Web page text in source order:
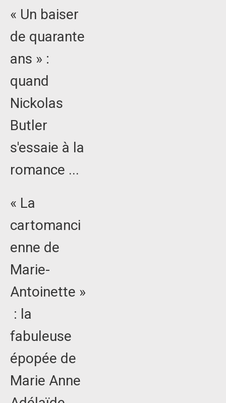
« Un baiser
de quarante
ans » :
quand
Nickolas
Butler
s'essaie à la
romance ...
« La
cartomanci
enne de
Marie-
Antoinette »
: la
fabuleuse
épopée de
Marie Anne